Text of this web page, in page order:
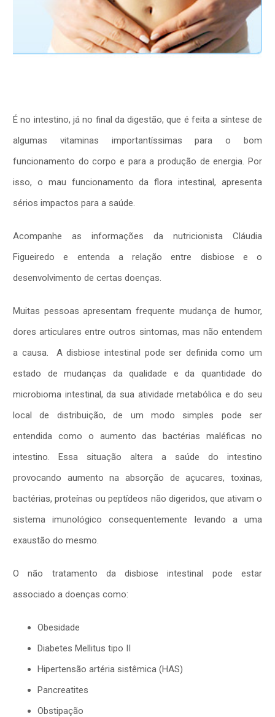
É no intestino, já no final da digestão, que é feita a síntese de
algumas vitaminas importantíssimas para o bom
funcionamento do corpo e para a produção de energia. Por
isso, o mau funcionamento da flora intestinal, apresenta
sérios impactos para a saúde.
Acompanhe as informações da nutricionista Cláudia
Figueiredo e entenda a relação entre disbiose e o
desenvolvimento de certas doenças.
Muitas pessoas apresentam frequente mudança de humor,
dores articulares entre outros sintomas, mas não entendem
a causa. A disbiose intestinal pode ser definida como um
estado de mudanças da qualidade e da quantidade do
microbioma intestinal, da sua atividade metabólica e do seu
local de distribuição, de um modo simples pode ser
entendida como o aumento das bactérias maléficas no
intestino. Essa situação altera a saúde do intestino
provocando aumento na absorção de açucares, toxinas,
bactérias, proteínas ou peptídeos não digeridos, que ativam o
sistema imunológico consequentemente levando a uma
exaustão do mesmo.
O não tratamento da disbiose intestinal pode estar
associado a doenças como:
Obesidade
Diabetes Mellitus tipo II
Hipertensão artéria sistêmica (HAS)
Pancreatites
Obstipação